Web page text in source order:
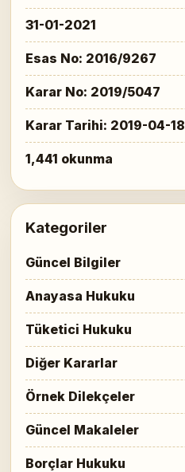
31-01-2021
Esas No: 2016/9267
Karar No: 2019/5047
Karar Tarihi: 2019-04-18
1,441 okunma
Kategoriler
Güncel Bilgiler
Anayasa Hukuku
Tüketici Hukuku
Diğer Kararlar
Örnek Dilekçeler
Güncel Makaleler
Borçlar Hukuku